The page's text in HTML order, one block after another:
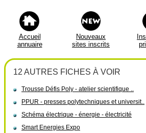
Accueil
annuaire
Nouveaux
sites inscrits
12 AUTRES FICHES À VOIR
Trousse Défis Poly - atelier scientifique ..
PPUR - presses polytechniques et universit..
Schéma électrique - énergie - électricité
Smart Energies Expo